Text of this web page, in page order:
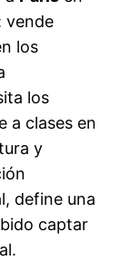
vende
los
los
a clases en
y
define una
captar